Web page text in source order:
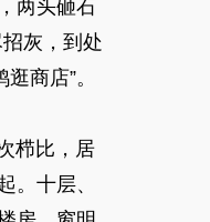
两头砸石
灰，到处
商店”。
栉比，居
。十层、